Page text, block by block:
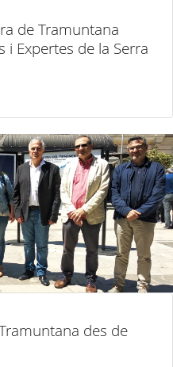
de Tramuntana
i Expertes de la Serra
des de